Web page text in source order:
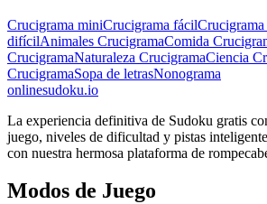
Crucigrama miniCrucigrama fácil
difícilAnimales CrucigramaComida
CrucigramaNaturaleza CrucigramaCiencia
CrucigramaSopa de letrasNonograma
onlinesudoku.io
La experiencia definitiva de Sudoku gratis
juego, niveles de dificultad y pistas
con nuestra hermosa plataforma de
Modos de Juego